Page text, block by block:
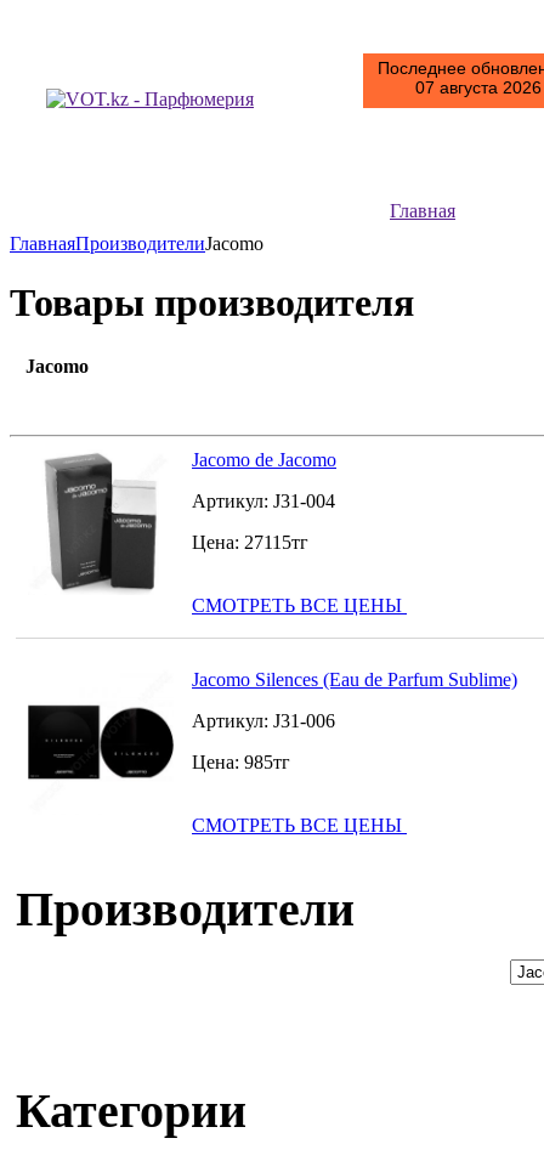
Последнее
07 августа
Главная
ГлавнаяПроизводителиJacomo
Товары производителя
Jacomo
Jacomo de Jacomo
Артикул: J31-004
Цена: 27115тг
СМОТРЕТЬ ВСЕ ЦЕНЫ
Jacomo Silences (Eau de Parfum Sublime)
Артикул: J31-006
Цена: 985тг
СМОТРЕТЬ ВСЕ ЦЕНЫ
Производители
Категории